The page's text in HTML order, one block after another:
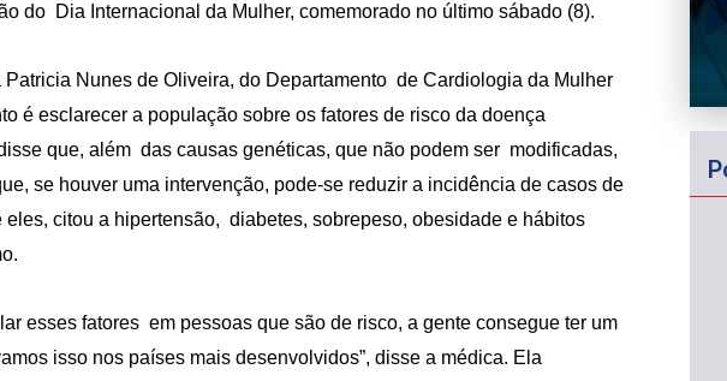
do Dia Internacional da Mulher, comemorado no último sábado (8).
Nunes de Oliveira, do Departamento de Cardiologia da Mulher
é esclarecer a população sobre os fatores de risco da doença
que, além das causas genéticas, que não podem ser modificadas,
se houver uma intervenção, pode-se reduzir a incidência de casos de
eles, citou a hipertensão, diabetes, sobrepeso, obesidade e hábitos
esses fatores em pessoas que são de risco, a gente consegue ter um
isso nos países mais desenvolvidos”, disse a médica. Ela